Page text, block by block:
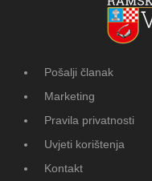
Pošalji članak
Marketing
Pravila privatnosti
Uvjeti korištenja
Kontakt